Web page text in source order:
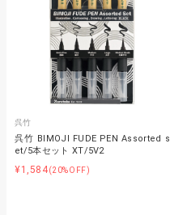
呉竹
呉竹 BIMOJI FUDE PEN Assorted s
et/5本セット XT/5V2
¥1,584(20%OFF)